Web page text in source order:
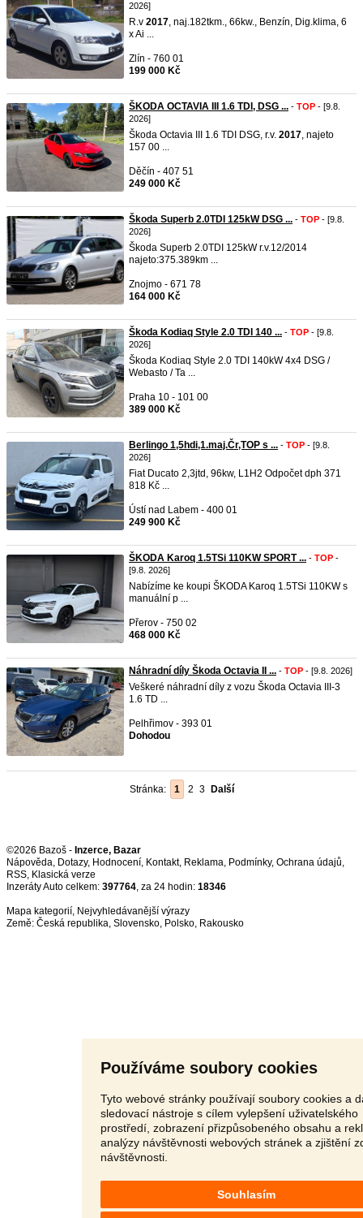
Používáme soubory cookies
Tyto webové stránky používají soubory cookies a
sledovací nástroje s cílem vylepšení uživatelského
prostředí, zobrazení přizpůsobeného obsahu a
analýzy návštěvnosti webových stránek a zjištění
návštěvnosti.
Souhlasím
2026]
R.v 2017, naj.182tkm., 66kw., Benzín, Dig.klima, 6
x Ai ...
Zlín - 760 01
199 000 Kč
ŠKODA OCTAVIA III 1.6 TDI, DSG ... - TOP - [9.8.
2026]
Škoda Octavia III 1.6 TDI DSG, r.v. 2017, najeto
157 00 ...
Děčín - 407 51
249 000 Kč
Škoda Superb 2.0TDI 125kW DSG ... - TOP - [9.8.
2026]
Škoda Superb 2.0TDI 125kW r.v.12/2014
najeto:375.389km ...
Znojmo - 671 78
164 000 Kč
Škoda Kodiaq Style 2.0 TDI 140 ... - TOP - [9.8.
2026]
Škoda Kodiaq Style 2.0 TDI 140kW 4x4 DSG /
Webasto / Ta ...
Praha 10 - 101 00
389 000 Kč
Berlingo 1,5hdi,1.maj.Čr,TOP s ... - TOP - [9.8.
2026]
Fiat Ducato 2,3jtd, 96kw, L1H2 Odpočet dph 371
818 Kč ...
Ústí nad Labem - 400 01
249 900 Kč
ŠKODA Karoq 1.5TSi 110KW SPORT ... - TOP -
[9.8. 2026]
Nabízíme ke koupi ŠKODA Karoq 1.5TSi 110KW s
manuální p ...
Přerov - 750 02
468 000 Kč
Náhradní díly Škoda Octavia II ... - TOP - [9.8. 2026]
Veškeré náhradní díly z vozu Škoda Octavia III-3
1.6 TD ...
Pelhřimov - 393 01
Dohodou
Stránka: 1 2 3 Další
©2026 Bazoš - Inzerce, Bazar
Nápověda, Dotazy, Hodnocení, Kontakt, Reklama, Podmínky, Ochrana údajů,
RSS,
Inzeráty Auto celkem: 397764, za 24 hodin: 18346
Mapa kategorií, Nejvyhledávanější výrazy
Země: Česká republika, Slovensko, Polsko, Rakousko